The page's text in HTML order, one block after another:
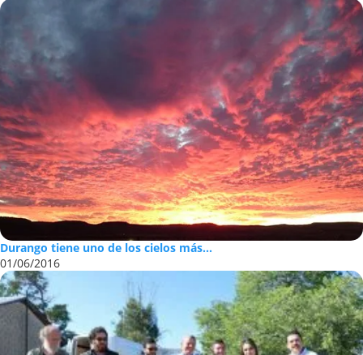
Durango tiene uno de los cielos más...
01/06/2016